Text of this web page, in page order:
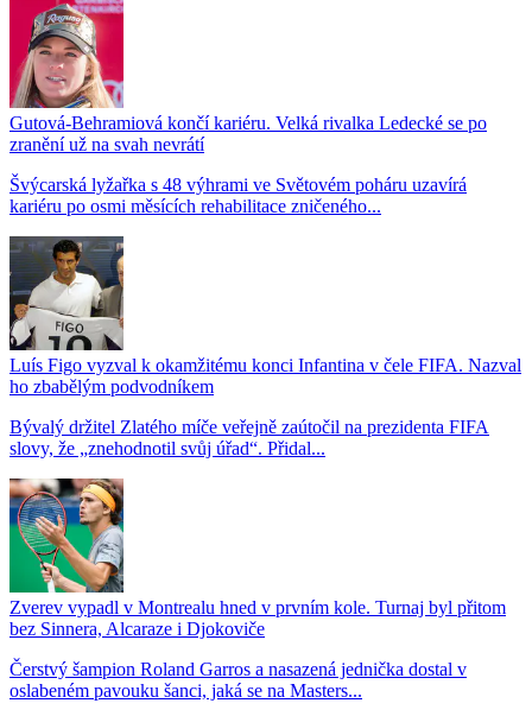
Gutová-Behramiová končí kariéru. Velká rivalka Ledecké se po
zranění už na svah nevrátí
Švýcarská lyžařka s 48 výhrami ve Světovém poháru uzavírá
kariéru po osmi měsících rehabilitace zničeného...
Luís Figo vyzval k okamžitému konci Infantina v čele FIFA. Nazval
ho zbabělým podvodníkem
Bývalý držitel Zlatého míče veřejně zaútočil na prezidenta FIFA
slovy, že „znehodnotil svůj úřad“. Přidal...
Zverev vypadl v Montrealu hned v prvním kole. Turnaj byl přitom
bez Sinnera, Alcaraze i Djokoviče
Čerstvý šampion Roland Garros a nasazená jednička dostal v
oslabeném pavouku šanci, jaká se na Masters...